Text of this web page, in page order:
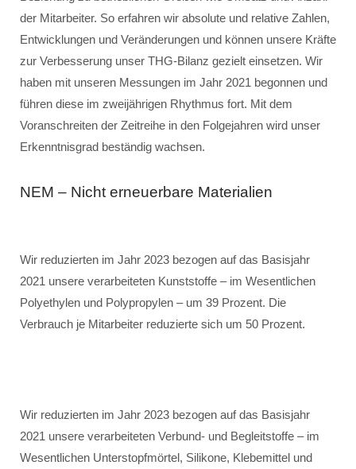
der Mitarbeiter. So erfahren wir absolute und relative Zahlen,
Entwicklungen und Veränderungen und können unsere Kräfte
zur Verbesserung unser THG-Bilanz gezielt einsetzen. Wir
haben mit unseren Messungen im Jahr 2021 begonnen und
führen diese im zweijährigen Rhythmus fort. Mit dem
Voranschreiten der Zeitreihe in den Folgejahren wird unser
Erkenntnisgrad beständig wachsen.
NEM – Nicht erneuerbare Materialien
Wir reduzierten im Jahr 2023 bezogen auf das Basisjahr
2021 unsere verarbeiteten Kunststoffe – im Wesentlichen
Polyethylen und Polypropylen – um 39 Prozent. Die
Verbrauch je Mitarbeiter reduzierte sich um 50 Prozent.
Wir reduzierten im Jahr 2023 bezogen auf das Basisjahr
2021 unsere verarbeiteten Verbund- und Begleitstoffe – im
Wesentlichen Unterstopfmörtel, Silikone, Klebemittel und